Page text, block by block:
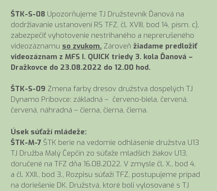
ŠTK-S-08 Upozorňujeme TJ Družstevník Ďanová na
dodržiavanie ustanovení RS TFZ, čl. XVIII, bod 14, písm. c),
zabezpečiť vyhotovenie nestrihaného a neprerušeného
videozáznamu so zvukom. Zároveň žiadame predložiť
videozáznam z MFS I. QUICK triedy 3. kola Ďanová –
Dražkovce do 23.08.2022 do 12.00 hod.
ŠTK-S-09 Zmena farby dresov družstva dospelých TJ
Dynamo Príbovce: základná – červeno-biela, červená,
červená, náhradná – čierna, čierna, čierna.
Úsek súťaží mládeže:
ŠTK-M-7 ŠTK berie na vedomie odhlásenie družstva U13
TJ Družba Malý Čepčín zo súťaže mladších žiakov U13,
doručené na TFZ dňa 16.08.2022. V zmysle čl. X., bod 4.
a čl. XXII., bod 3., Rozpisu súťaží TFZ, postupujeme prípad
na doriešenie DK. Družstvá, ktoré boli vylosované s TJ